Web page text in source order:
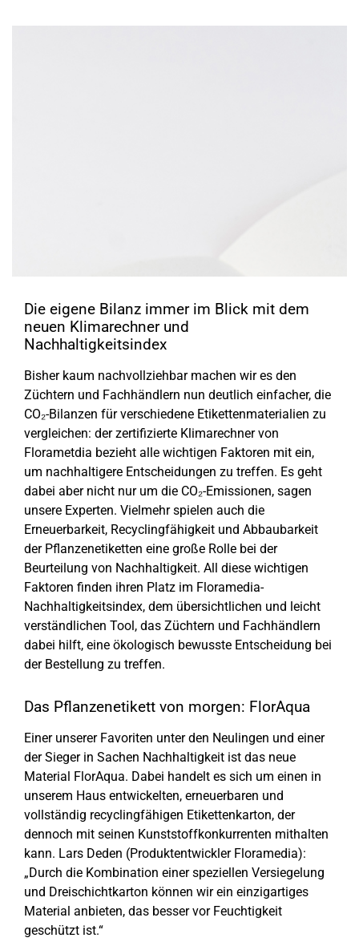
Die eigene Bilanz immer im Blick mit dem
neuen Klimarechner und
Nachhaltigkeitsindex
Bisher kaum nachvollziehbar machen wir es den
Züchtern und Fachhändlern nun deutlich einfacher, die
CO₂-Bilanzen für verschiedene Etikettenmaterialien zu
vergleichen: der zertifizierte Klimarechner von
Florametdia bezieht alle wichtigen Faktoren mit ein,
um nachhaltigere Entscheidungen zu treffen. Es geht
dabei aber nicht nur um die CO₂-Emissionen, sagen
unsere Experten. Vielmehr spielen auch die
Erneuerbarkeit, Recyclingfähigkeit und Abbaubarkeit
der Pflanzenetiketten eine große Rolle bei der
Beurteilung von Nachhaltigkeit. All diese wichtigen
Faktoren finden ihren Platz im Floramedia-
Nachhaltigkeitsindex, dem übersichtlichen und leicht
verständlichen Tool, das Züchtern und Fachhändlern
dabei hilft, eine ökologisch bewusste Entscheidung bei
der Bestellung zu treffen.
Das Pflanzenetikett von morgen: FlorAqua
Einer unserer Favoriten unter den Neulingen und einer
der Sieger in Sachen Nachhaltigkeit ist das neue
Material FlorAqua. Dabei handelt es sich um einen in
unserem Haus entwickelten, erneuerbaren und
vollständig recyclingfähigen Etikettenkarton, der
dennoch mit seinen Kunststoffkonkurrenten mithalten
kann. Lars Deden (Produktentwickler Floramedia):
„Durch die Kombination einer speziellen Versiegelung
und Dreischichtkarton können wir ein einzigartiges
Material anbieten, das besser vor Feuchtigkeit
geschützt ist.“